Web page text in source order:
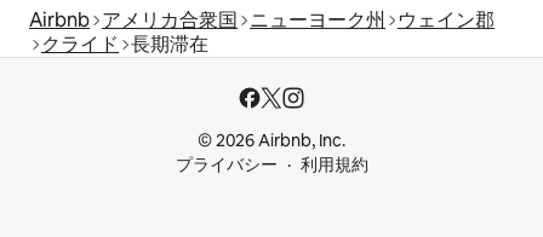
Airbnb アメリカ合衆国 ニューヨーク州
ウェイン郡
クライド 長期滞在
© 2026 Airbnb, Inc.
プライバシー
利用規約